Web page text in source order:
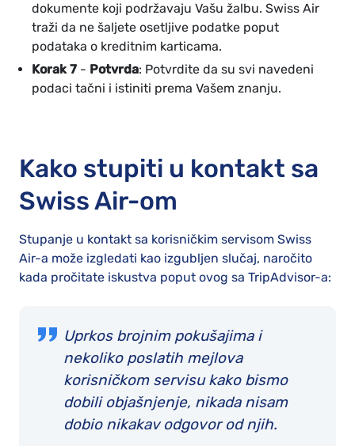
dokumente koji podržavaju Vašu žalbu. Swiss Air
traži da ne šaljete osetljive podatke poput
podataka o kreditnim karticama.
Korak 7 - Potvrda: Potvrdite da su svi navedeni
podaci tačni i istiniti prema Vašem znanju.
Kako stupiti u kontakt sa
Swiss Air-om
Stupanje u kontakt sa korisničkim servisom Swiss
Air-a može izgledati kao izgubljen slučaj, naročito
kada pročitate iskustva poput ovog sa TripAdvisor-a:
Uprkos brojnim pokušajima i
nekoliko poslatih mejlova
korisničkom servisu kako bismo
dobili objašnjenje, nikada nisam
dobio nikakav odgovor od njih.